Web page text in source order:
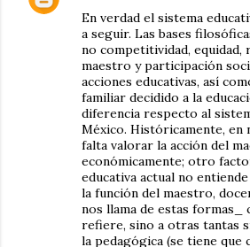
En verdad el sistema
a seguir. Las bases
no competitividad, equidad,
maestro y participación
acciones educativas, así
familiar decidido a la
diferencia respecto al
México. Históricamente, en
falta valorar la acción del
económicamente; otro
educativa actual no
la función del maestro,
nos llama de estas
refiere, sino a otras tantas
la pedagógica (se tiene que